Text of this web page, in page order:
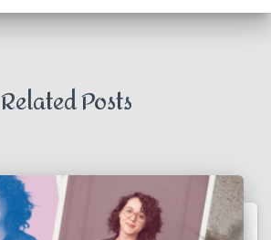
Related Posts